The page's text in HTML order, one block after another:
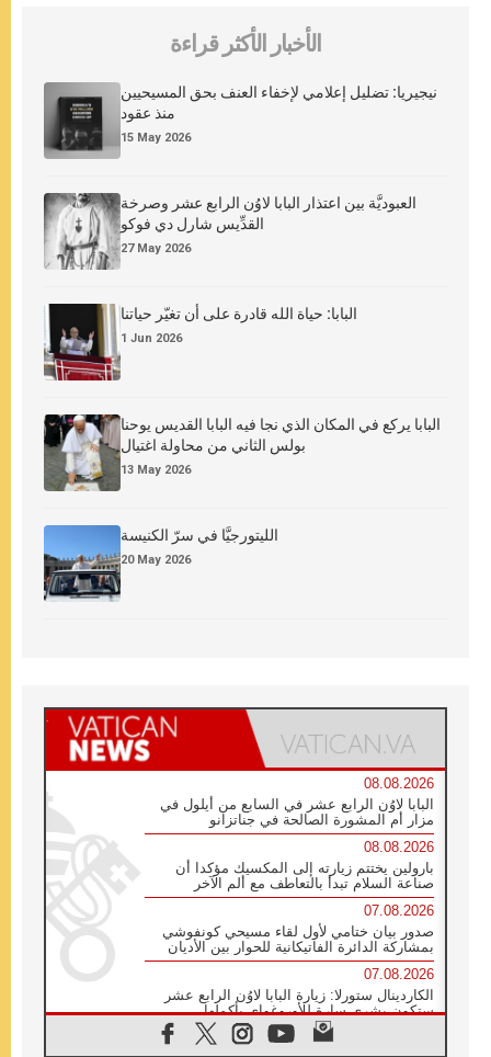
الأخبار الأكثر قراءة
نيجيريا: تضليل إعلامي لإخفاء العنف بحق المسيحيين
منذ عقود
15 May 2026
العبوديَّة بين اعتذار البابا لاوُن الرابع عشر وصرخة
القدِّيس شارل دي فوكو
27 May 2026
البابا: حياة الله قادرة على أن تغيّر حياتنا
1 Jun 2026
البابا يركع في المكان الذي نجا فيه البابا القديس يوحنا
بولس الثاني من محاولة اغتيال
13 May 2026
الليتورجيَّا في سرّ الكنيسة
20 May 2026
08.08.2026
البابا لاوُن الرابع عشر في السابع من أيلول في
مزار أم المشورة الصالحة في جناتزانو
08.08.2026
بارولين يختتم زيارته إلى المكسيك مؤكدا أن
صناعة السلام تبدأ بالتعاطف مع ألم الآخر
07.08.2026
صدور بيان ختامي لأول لقاء مسيحي كونفوشي
بمشاركة الدائرة الفاتيكانية للحوار بين الأديان
07.08.2026
الكاردينال ستورلا: زيارة البابا لاوُن الرابع عشر
ستكون بشرى سارة للأوروغواي بأكملها